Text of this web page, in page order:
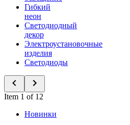
Гибкий
неон
Светодиодный
декор
Электроустановочные
изделия
Светодиоды
Item 1 of 12
Новинки